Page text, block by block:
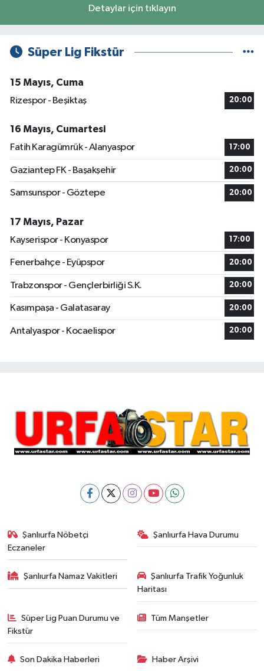
Detaylar için tıklayın
Süper Lig Fikstür
15 Mayıs, Cuma
Rizespor - Beşiktaş
20:00
16 Mayıs, Cumartesi
Fatih Karagümrük - Alanyaspor
17:00
Gaziantep FK - Başakşehir 20:00
Samsunspor - Göztepe 20:00
17 Mayıs, Pazar
Kayserispor - Konyaspor
17:00
Fenerbahçe - Eyüpspor 20:00
Trabzonspor - Gençlerbirliği S.K. 20:00
Kasımpaşa - Galatasaray 20:00
Antalyaspor - Kocaelispor 20:00
Şanlıurfa Nöbetçi
Eczaneler
Şanlıurfa Hava Durumu
Şanlıurfa Namaz Vakitleri
Şanlıurfa Trafik Yoğunluk
Haritası
Süper Lig Puan Durumu ve
Fikstür
Tüm Manşetler
Son Dakika Haberleri Haber Arşivi